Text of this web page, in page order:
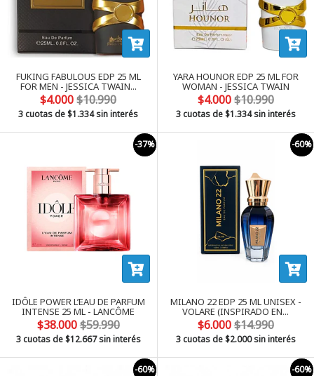
FUKING FABULOUS EDP 25 ML
FOR MEN - JESSICA TWAIN...
$4.000$10.990
3 cuotas de$1.334sin interés
YARA HOUNOR EDP 25 ML FOR
WOMAN - JESSICA TWAIN
$4.000$10.990
3 cuotas de$1.334sin interés
-37%
IDÔLE POWER L’EAU DE PARFUM
INTENSE 25 ML - LANCÔME
$38.000$59.990
3 cuotas de$12.667sin interés
-60%
MILANO 22 EDP 25 ML UNISEX -
VOLARE (INSPIRADO EN...
$6.000$14.990
3 cuotas de$2.000sin interés
-60% -60%